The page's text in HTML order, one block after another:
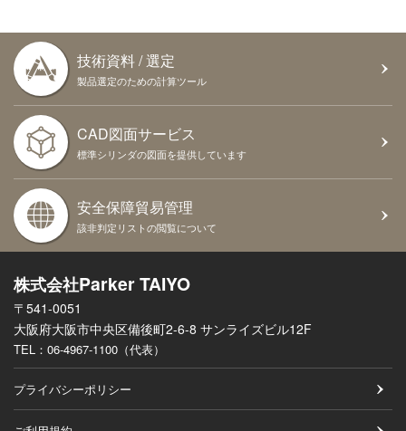
技術資料 / 選定
製品選定のための計算ツール
CAD図面サービス
標準シリンダの図面を提供しています
安全保障貿易管理
該非判定リストの閲覧について
株式会社Parker TAIYO
〒541-0051
大阪府大阪市中央区備後町2-6-8 サンライズビル12F
TEL： 06-4967-1100（代表）
プライバシーポリシー